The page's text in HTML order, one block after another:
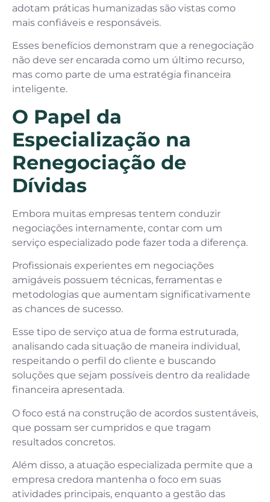
adotam práticas humanizadas são vistas como
mais confiáveis e responsáveis.
Esses benefícios demonstram que a renegociação
não deve ser encarada como um último recurso,
mas como parte de uma estratégia financeira
inteligente.
O Papel da
Especialização na
Renegociação de
Dívidas
Embora muitas empresas tentem conduzir
negociações internamente, contar com um
serviço especializado pode fazer toda a diferença.
Profissionais experientes em negociações
amigáveis possuem técnicas, ferramentas e
metodologias que aumentam significativamente
as chances de sucesso.
Esse tipo de serviço atua de forma estruturada,
analisando cada situação de maneira individual,
respeitando o perfil do cliente e buscando
soluções que sejam possíveis dentro da realidade
financeira apresentada.
O foco está na construção de acordos sustentáveis,
que possam ser cumpridos e que tragam
resultados concretos.
Além disso, a atuação especializada permite que a
empresa credora mantenha o foco em suas
atividades principais, enquanto a gestão das